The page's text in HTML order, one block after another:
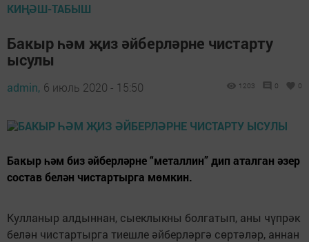
КИҢӘШ-ТАБЫШ
Бакыр һәм җиз әйберләрне чистарту
ысулы
admin, 6 июль 2020 - 15:50 1203 0 0
Бакыр һәм биз әйберләрне “металлин” дип аталган әзер
состав белән чистартырга мөмкин.
Кулланыр алдыннан, сыеклыкны болгатып, аны чүпрәк
белән чистартырга тиешле әйберләргә сөртәләр, аннан